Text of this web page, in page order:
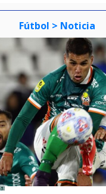
Fútbol > Noticia